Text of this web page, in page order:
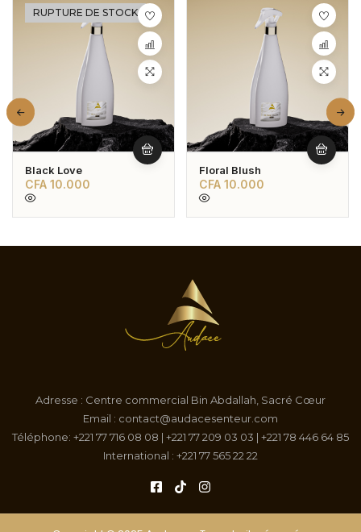
RUPTURE DE STOCK
Black Love
CFA 10.000
Floral Blush
CFA 10.000
Adresse : Centre commercial Bin Abdallah, Sacré Cœur
Email : contact@audacesenteur.com
Téléphone: +221 77 716 08 08 | +221 77 209 03 03 | +221 78 446 64 85
International : +221 77 565 22 22